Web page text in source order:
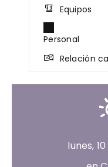
Equipos
Personal
Relación
lunes,